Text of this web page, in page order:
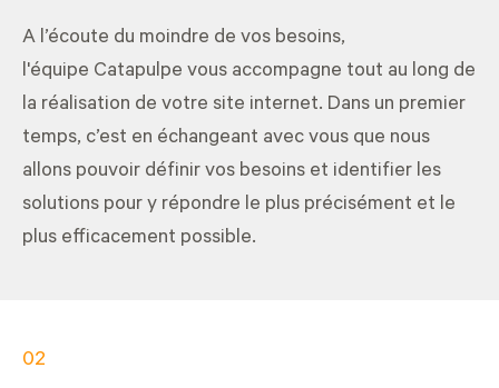
A l’écoute du moindre de vos besoins,
l'équipe Catapulpe vous accompagne tout au long de
la réalisation de votre site internet. Dans un premier
temps, c’est en échangeant avec vous que nous
allons pouvoir définir vos besoins et identifier les
solutions pour y répondre le plus précisément et le
plus efficacement possible.
02